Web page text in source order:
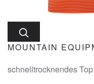
MOUNTAIN
schnelltrocknendes Top